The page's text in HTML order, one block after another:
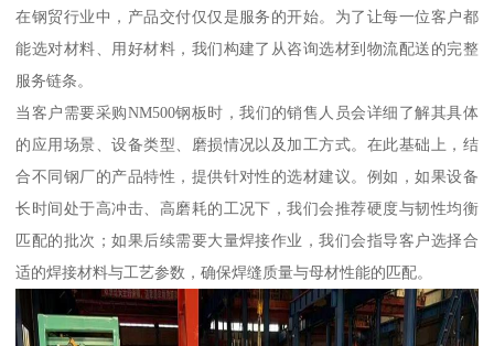
在钢贸行业中，产品交付仅仅是服务的开始。为了让每一位客户都
能选对材料、用好材料，我们构建了从咨询选材到物流配送的完整
服务链条。
当客户需要采购NM500钢板时，我们的销售人员会详细了解其具体
的应用场景、设备类型、磨损情况以及加工方式。在此基础上，结
合不同钢厂的产品特性，提供针对性的选材建议。例如，如果设备
长时间处于高冲击、高磨耗的工况下，我们会推荐硬度与韧性均衡
匹配的批次；如果后续需要大量焊接作业，我们会指导客户选择合
适的焊接材料与工艺参数，确保焊缝质量与母材性能的匹配。